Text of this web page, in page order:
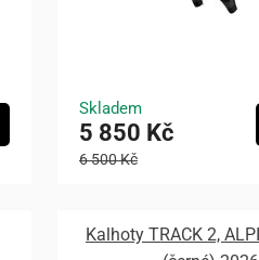
Skladem
5 850 Kč
6 500 Kč
Kalhoty TRACK 2,